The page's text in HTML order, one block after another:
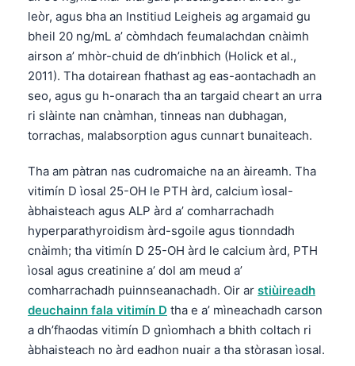
leòr, agus bha an Institiud Leigheis ag argamaid gu
bheil 20 ng/mL a’ còmhdach feumalachdan cnàimh
airson a’ mhòr-chuid de dh’inbhich (Holick et al.,
2011). Tha dotairean fhathast ag eas-aontachadh an
seo, agus gu h-onarach tha an targaid cheart an urra
ri slàinte nan cnàmhan, tinneas nan dubhagan,
torrachas, malabsorption agus cunnart bunaiteach.
Tha am pàtran nas cudromaiche na an àireamh. Tha
vitimín D ìosal 25-OH le PTH àrd, calcium ìosal-
àbhaisteach agus ALP àrd a’ comharrachadh
hyperparathyroidism àrd-sgoile agus tionndadh
cnàimh; tha vitimín D 25-OH àrd le calcium àrd, PTH
ìosal agus creatinine a’ dol am meud a’
comharrachadh puinnseanachadh. Oir ar stiùireadh
deuchainn fala vitimín D tha e a’ mìneachadh carson
a dh’fhaodas vitimín D gnìomhach a bhith coltach ri
àbhaisteach no àrd eadhon nuair a tha stòrasan ìosal.